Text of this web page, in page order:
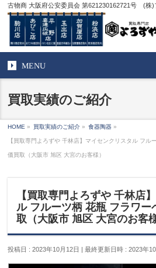
古物商 大阪府公安委員会 第621230162721号 (株)
MENU
買取実績のご紹介
HOME » 買取実績のご紹介 » 食器陶器 »
【買取専門よろずや 千林店】マイセンクリスタル フル
価買取（大阪市 旭区 大宮のお客様）
【買取専門よろずや 千林店
ル フルーツ柄 花瓶 フラワー
取（大阪市 旭区 大宮のお客様
投稿日 : 2023年10月12日 最終更新日時 : 2023年